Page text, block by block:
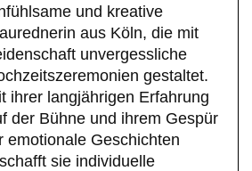
und kreative
aus Köln, die mit
unvergessliche
gestaltet.
ihrer langjährigen Erfahrung
der Bühne und ihrem Gespür
emotionale Geschichten
sie individuelle